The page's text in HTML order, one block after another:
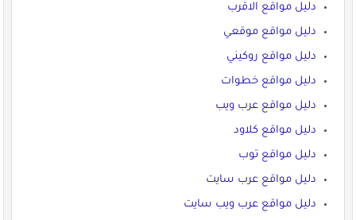
دليل مواقع الاقرب
دليل مواقع موقعي
دليل مواقع روكيني
دليل مواقع خطوات
دليل مواقع عرب ويب
دليل مواقع كلاود
دليل مواقع توب
دليل مواقع عرب سايت
دليل مواقع عرب ويب سايت